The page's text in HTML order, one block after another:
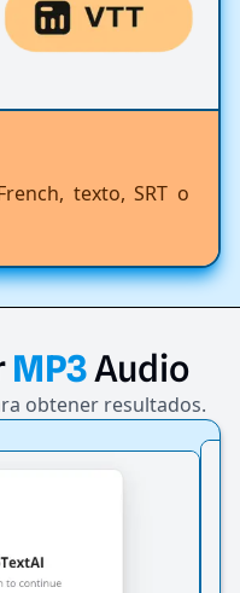
texto, SRT o
MP3Audio
obtener resultados.